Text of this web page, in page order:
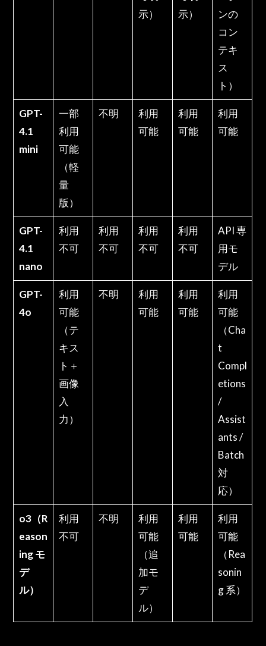
示）
示）
ンの
コン
テキ
ス
ト）
GPT-
4.1
mini
一部
利用
可能
（軽
量
版）
不明
利用
可能
利用
可能
利用
可能
GPT-
4.1
nano
利用
不可
利用
不可
利用
不可
利用
不可
API 専
用モ
デル
GPT-
4o
利用
可能
（テ
キス
ト＋
画像
入
力）
不明
利用
可能
利用
可能
利用
可能
（Cha
t
Compl
etions
/
Assist
ants /
Batch
対
応）
o3（R
eason
ing モ
デ
ル）
利用
不可
不明
利用
可能
（追
加モ
デ
ル）
利用
可能
利用
可能
（Rea
sonin
g 系）